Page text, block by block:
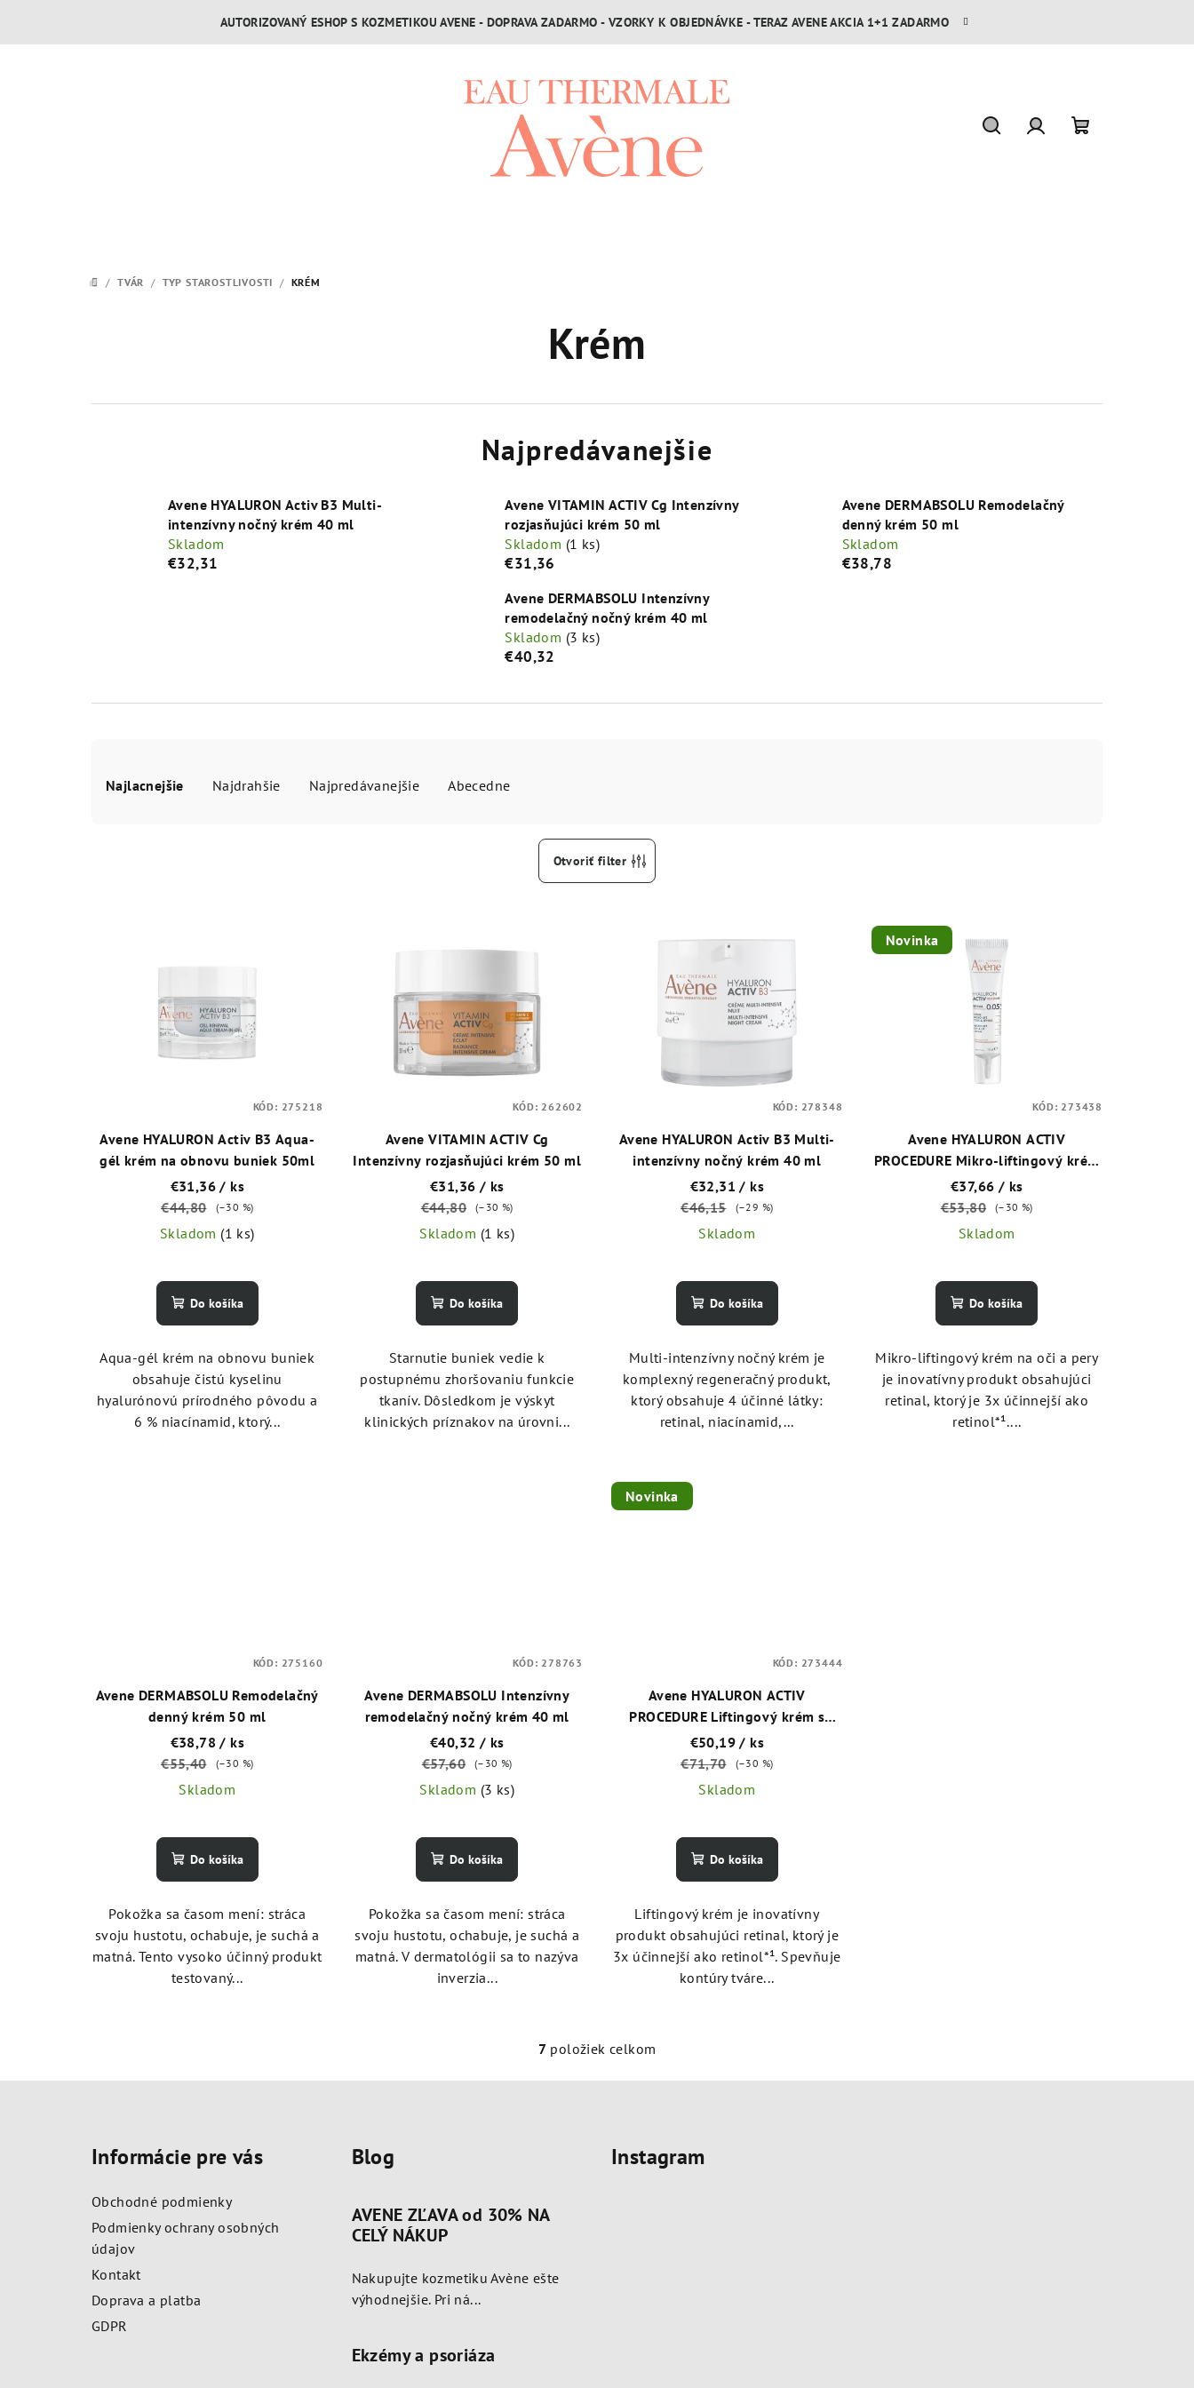
AUTORIZOVANÝ ESHOP S KOZMETIKOU AVENE - DOPRAVA ZADARMO - VZORKY K OBJEDNÁVKE - TERAZ AVENE AKCIA 1+1 ZADARMO
DOMOV
/ TVÁR / TYP STAROSTLIVOSTI / KRÉM
Krém
Najpredávanejšie
Avene HYALURON Activ B3 Multi-
intenzívny nočný krém 40 ml
Skladom
€32,31
Avene VITAMIN ACTIV Cg Intenzívny
rozjasňujúci krém 50 ml
Skladom (1 ks)
€31,36
Avene DERMABSOLU Remodelačný
denný krém 50 ml
Skladom
€38,78
Avene DERMABSOLU Intenzívny
remodelačný nočný krém 40 ml
Skladom (3 ks)
€40,32
u
k
Najlacnejšie Najdrahšie Najpredávanejšie Abecedne
Otvoriť filter
r
o
v
Avene HYALURON Activ B3 Aqua-
gél krém na obnovu buniek 50ml
€31,36/ ks
€44,80
(–30 %)
Skladom (1 ks)
Do košíka
Aqua-gél krém na obnovu buniek
obsahuje čistú kyselinu
hyalurónovú prírodného pôvodu a
6 % niacínamid, ktorý...
KÓD: 275218
Avene VITAMIN ACTIV Cg
Intenzívny rozjasňujúci krém 50 ml
€31,36 / ks
€44,80
(–30 %)
Skladom (1 ks)
Do košíka
Starnutie buniek vedie k
postupnému zhoršovaniu funkcie
tkanív. Dôsledkom je výskyt
klinických príznakov na úrovni...
KÓD: 262602
Avene HYALURON Activ B3 Multi-
intenzívny nočný krém 40 ml
€32,31/ ks
€46,15
(–29 %)
Skladom
Do košíka
Multi-intenzívny nočný krém je
komplexný regeneračný produkt,
ktorý obsahuje 4 účinné látky:
retinal, niacínamid,...
KÓD: 278348
Novinka
Avene HYALURON ACTIV
PROCEDURE Mikro-liftingový krém
na oči a pery s retinalom 0,05 % 15
ml
€37,66 / ks
€53,80
(–30 %)
Skladom
Do košíka
Mikro-liftingový krém na oči a pery
je inovatívny produkt obsahujúci
retinal, ktorý je 3x účinnejší ako
retinol*¹....
KÓD: 273438
Avene DERMABSOLU Remodelačný
denný krém 50 ml
€38,78/ ks
€55,40
(–30 %)
Skladom
Do košíka
Pokožka sa časom mení: stráca
svoju hustotu, ochabuje, je suchá a
matná. Tento vysoko účinný produkt
testovaný...
KÓD: 275160
Avene DERMABSOLU Intenzívny
remodelačný nočný krém 40 ml
€40,32 / ks
€57,60
(–30 %)
Skladom (3 ks)
Do košíka
Pokožka sa časom mení: stráca
svoju hustotu, ochabuje, je suchá a
matná. V dermatológii sa to nazýva
inverzia...
KÓD: 278763
Novinka
Avene HYALURON ACTIV
PROCEDURE Liftingový krém s
retinalom 0,1 % 30 ml
€50,19/ ks
€71,70
(–30 %)
Skladom
Do košíka
Liftingový krém je inovatívny
produkt obsahujúci retinal, ktorý je
3x účinnejší ako retinol*¹. Spevňuje
kontúry tváre...
KÓD: 273444
O
v
7 položiek celkom
Informácie pre vás
Obchodné podmienky
Podmienky ochrany osobných
údajov
Kontakt
Doprava a platba
GDPR
Blog
AVENE ZĽAVA od 30% NA
CELÝ NÁKUP
Nakupujte kozmetiku Avène ešte
výhodnejšie. Pri ná...
Ekzémy a psoriáza
Instagram